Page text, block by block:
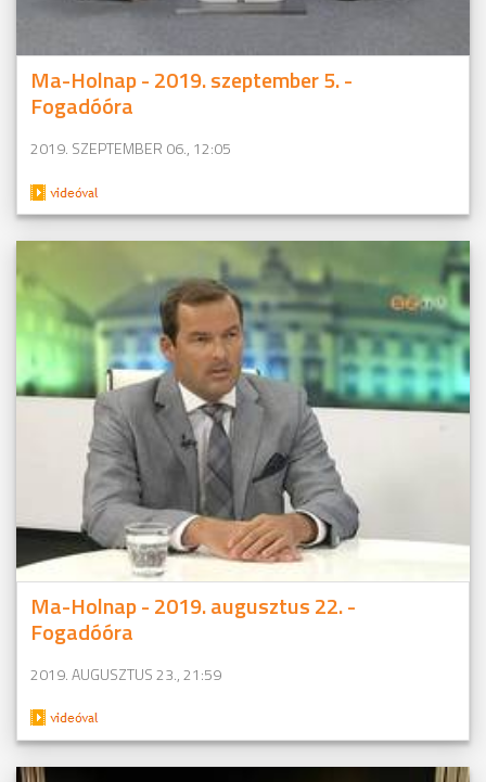
Ma-Holnap - 2019. szeptember 5. -
Fogadóóra
2019. SZEPTEMBER 06., 12:05
Ma-Holnap - 2019. augusztus 22. -
Fogadóóra
2019. AUGUSZTUS 23., 21:59